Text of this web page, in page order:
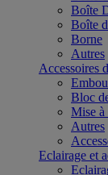
Boîte
Boîte
Borne
Autres
Accessoires
Bloc
Mise à
Autres
Eclairage et